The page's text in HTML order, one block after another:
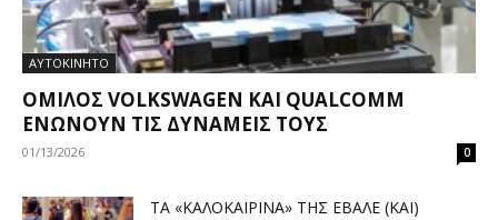
ΑΥΤΟΚΙΝΗΤΟ
ΌΜΙΛΟΣ VOLKSWAGEN ΚΑΙ QUALCOMM
ΕΝΏΝΟΥΝ ΤΙΣ ΔΥΝΆΜΕΙΣ ΤΟΥΣ
01/13/2026 0
ΤΑ «ΚΑΛΟΚΑΙΡΙΝΆ» ΤΗΣ ΈΒΑΛΕ (ΚΑΙ)